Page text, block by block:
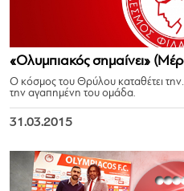
«Ολυμπιακός σημαίνει»
Ο κόσμος του Θρύλου καταθέτει
την αγαπημένη του ομάδα.
31.03.2015